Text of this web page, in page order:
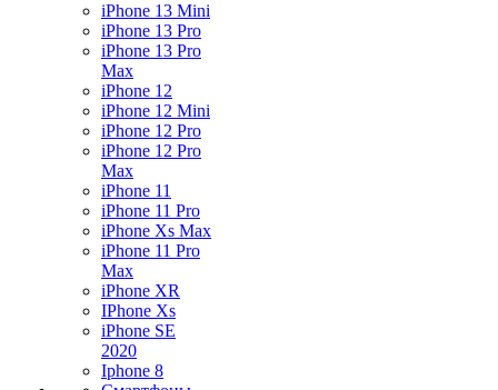
iPhone 13 Mini
iPhone 13 Pro
iPhone 13 Pro
Max
iPhone 12
iPhone 12 Mini
iPhone 12 Pro
iPhone 12 Pro
Max
iPhone 11
iPhone 11 Pro
iPhone Xs Max
iPhone 11 Pro
Max
iPhone XR
IPhone Xs
iPhone SE
2020
Iphone 8